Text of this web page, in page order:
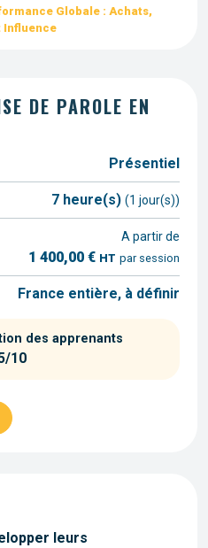
Globale : Achats,
Influence
leurs
DE PAROLE EN
Présentiel
7 heure(s) (1 jour(s))
A partir de
1 400,00 € HT par session
France entière, à définir
des apprenants
10